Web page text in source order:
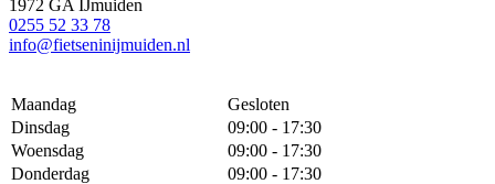
1972 GA IJmuiden
0255 52 33 78
info@fietseninijmuiden.nl
Maandag
Gesloten
Dinsdag
09:00 - 17:30
Woensdag
09:00 - 17:30
Donderdag
09:00 - 17:30